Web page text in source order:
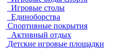
Игровые столы
Единоборства
Спортивные покрытия
Активный отдых
Детские игровые площадки